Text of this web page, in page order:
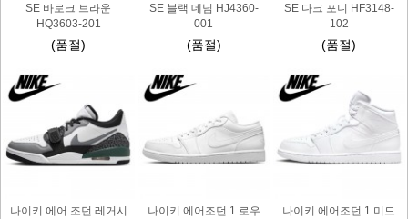
SE 바로크 브라운
HQ3603-201
(품절)
SE 블랙 데님 HJ4360-
001
(품절)
SE 다크 포니 HF3148-
102
(품절)
나이키 에어 조던 레거시
나이키 에어조던 1 로우
나이키 에어조던 1 미드